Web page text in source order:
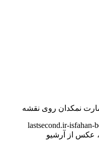
نمکدان روی نقشه
عکس از آرشیو